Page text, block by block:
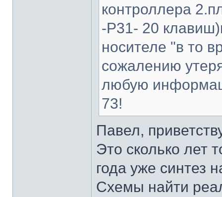
контроллера
-Р31- 20
носителе "в то
сожалению
любую
73!
Павел,
Это сколько лет
года уже синтез
Схемы найти